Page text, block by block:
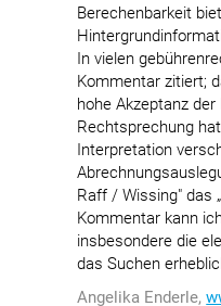
Berechenbarkeit
In vielen
Kommentar zitiert;
hohe Akzeptanz
Rechtsprechung
Interpretation
Raff / Wissing" das
Kommentar kann
insbesondere die
das Suchen
Angelika Enderle,